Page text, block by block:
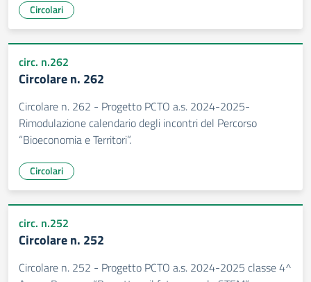
Circolari
circ. n.262
Circolare n. 262
Circolare n. 262 - Progetto PCTO a.s. 2024-2025-
Rimodulazione calendario degli incontri del Percorso
“Bioeconomia e Territori”.
Circolari
circ. n.252
Circolare n. 252
Circolare n. 252 - Progetto PCTO a.s. 2024-2025 classe 4^